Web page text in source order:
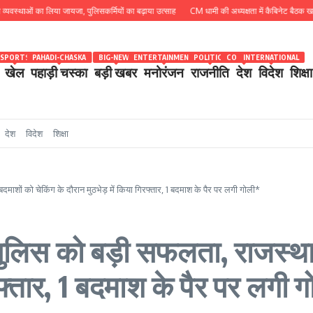
लिया जायजा, पुलिसकर्मियों का बढ़ाया उत्साह CM धामी की अध्यक्षता में कैबिनेट बैठक खत्म, 15
खेल
SPORTS
पहाड़ी चस्का
PAHADI-CHASKA
बड़ी खबर
BIG-NEWS
मनोरंजन
ENTERTAINMENT
राजनीति
POLITICS
देश
COUNTRY
विदेश
INTERNATIONAL
शिक्षा
देश विदेश शिक्षा
को चेकिंग के दौरान मुठभेड़ में किया गिरफ्तार, 1 बदमाश के पैर पर लगी गोली*
को बड़ी सफलता,
1 बदमाश के पैर पर लगी